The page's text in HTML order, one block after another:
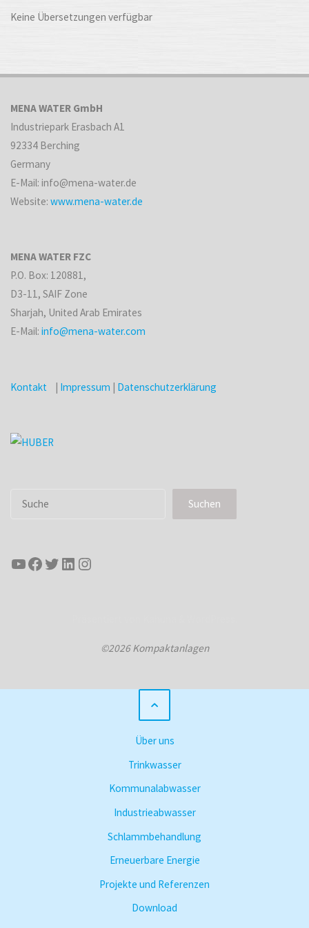
Keine Übersetzungen verfügbar
MENA WATER GmbH
Industriepark Erasbach A1
92334 Berching
Germany
E-Mail: info@mena-water.de
Website:www.mena-water.de
MENA WATER FZC
P.O. Box: 120881,
D3-11, SAIF Zone
Sharjah, United Arab Emirates
E-Mail:info@mena-water.com
Kontakt | Impressum | Datenschutzerklärung
Suchen Suchen
YouTube
Facebook
Twitter
LinkedIn
Instagram
©2026 Kompaktanlagen
Über uns
Trinkwasser
Kommunalabwasser
Industrieabwasser
Schlammbehandlung
Erneuerbare Energie
Projekte und Referenzen
Download